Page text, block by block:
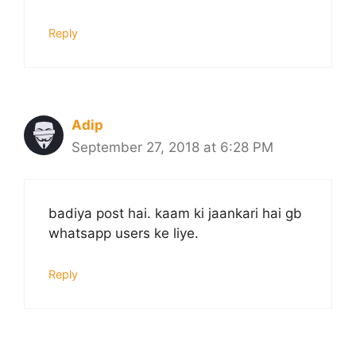
Reply
Adip
September 27, 2018 at 6:28 PM
badiya post hai. kaam ki jaankari hai gb
whatsapp users ke liye.
Reply